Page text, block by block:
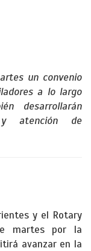
un convenio
a lo largo
desarrollarán
y atención de
y el Rotary
martes por la
avanzar en la